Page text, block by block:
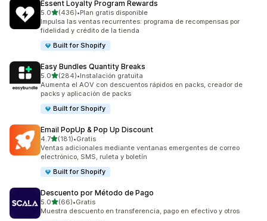
Essent Loyalty Program Rewards
5.0de 5 estrellas
(436)
436 reseñas en total
•Plan gratis disponible
Impulsa las ventas recurrentes: programa de recompensas por
fidelidad y crédito de la tienda
Built for Shopify
Easy Bundles Quantity Breaks
5.0de 5 estrellas
(284)
284 reseñas en total
•Instalación gratuita
Aumenta el AOV con descuentos rápidos en packs, creador de
packs y aplicación de packs
Built for Shopify
Email PopUp & Pop Up Discount
4.7de 5 estrellas
(181)
181 reseñas en total
•Gratis
Ventas adicionales mediante ventanas emergentes de correo
electrónico, SMS, ruleta y boletín
Built for Shopify
Descuento por Método de Pago
5.0de 5 estrellas
(66)
66 reseñas en total
•Gratis
Muestra descuento en transferencia, pago en efectivo y otros